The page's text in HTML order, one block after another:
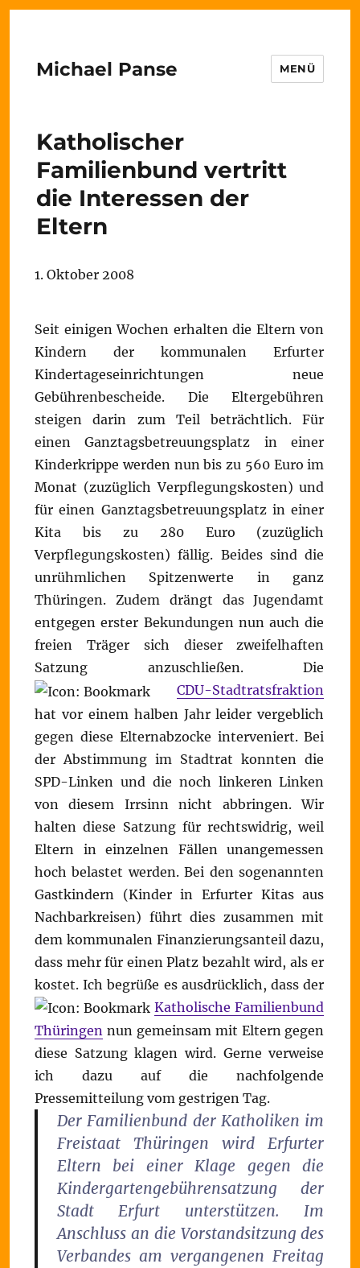
Michael Panse MENÜ
Katholischer
Familienbund vertritt
die Interessen der
Eltern
1. Oktober 2008
Seit einigen Wochen erhalten die Eltern von
Kindern der kommunalen Erfurter
Kindertageseinrichtungen neue
Gebührenbescheide. Die Eltergebühren
steigen darin zum Teil beträchtlich. Für
einen Ganztagsbetreuungsplatz in einer
Kinderkrippe werden nun bis zu 560 Euro im
Monat (zuzüglich Verpflegungskosten) und
für einen Ganztagsbetreuungsplatz in einer
Kita bis zu 280 Euro (zuzüglich
Verpflegungskosten) fällig. Beides sind die
unrühmlichen Spitzenwerte in ganz
Thüringen. Zudem drängt das Jugendamt
entgegen erster Bekundungen nun auch die
freien Träger sich dieser zweifelhaften
Satzung anzuschließen. Die
CDU-Stadtratsfraktion
hat vor einem halben Jahr leider vergeblich
gegen diese Elternabzocke interveniert. Bei
der Abstimmung im Stadtrat konnten die
SPD-Linken und die noch linkeren Linken
von diesem Irrsinn nicht abbringen. Wir
halten diese Satzung für rechtswidrig, weil
Eltern in einzelnen Fällen unangemessen
hoch belastet werden. Bei den sogenannten
Gastkindern (Kinder in Erfurter Kitas aus
Nachbarkreisen) führt dies zusammen mit
dem kommunalen Finanzierungsanteil dazu,
dass mehr für einen Platz bezahlt wird, als er
kostet. Ich begrüße es ausdrücklich, dass der
Katholische Familienbund
Thüringen nun gemeinsam mit Eltern gegen
diese Satzung klagen wird. Gerne verweise
ich dazu auf die nachfolgende
Pressemitteilung vom gestrigen Tag.
Der Familienbund der Katholiken im
Freistaat Thüringen wird Erfurter
Eltern bei einer Klage gegen die
Kindergartengebührensatzung der
Stadt Erfurt unterstützen. Im
Anschluss an die Vorstandsitzung des
Verbandes am vergangenen Freitag